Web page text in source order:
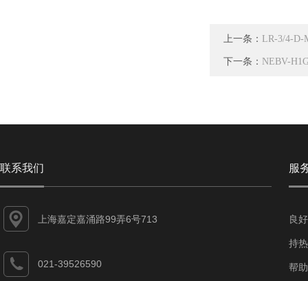
上一条： LR-3/4-D-
下一条： NEBV-
联系我们
上海嘉定嘉涌路99弄6号713
021-39526590
服
良
持
帮